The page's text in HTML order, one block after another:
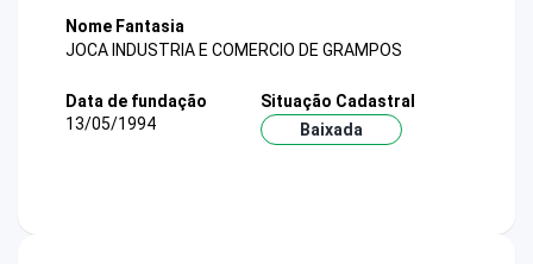
Nome Fantasia
JOCA INDUSTRIA E COMERCIO DE GRAMPOS
Data de fundação
13/05/1994
Situação Cadastral
Baixada